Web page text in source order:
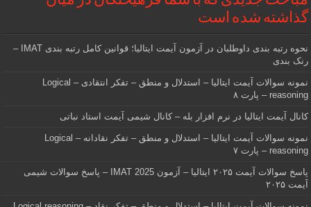
گذاشته شده است
نحوه رتبه بندی داوطلبان در آزمون آیمت ایتالیا؛ قوانین کامل رتبه بندی IMAT –
رنک بندی
نمونه سوالات آیمت ایتالیا – استدلال و منطق – تفکر انتقادی – Logical
reasoning – پارت ۸
کانال آیمت ایتالیا در نرم افزار بله – کانال شیمی آیمت استاد نباتی
نمونه سوالات آیمت ایتالیا – استدلال و منطق – تفکر نقادانه – Logical
reasoning – پارت ۷
پاسخ سوالات آیمت ۲۰۲۵ ایتالیا – آزمون IMAT 2025 – پاسخ سوالات شیمی
آیمت ۲۰۲۵